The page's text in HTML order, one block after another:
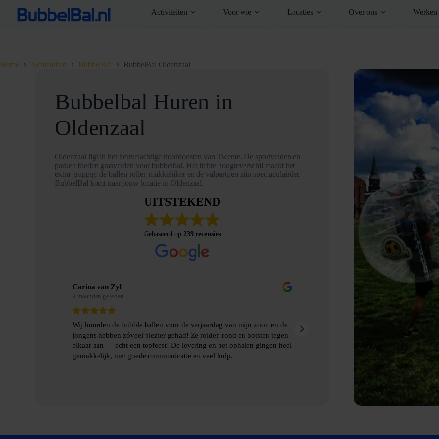
Activiteiten Voor wie Locaties Over ons Werken
Home Activiteiten BubbelBal BubbelBal Oldenzaal
Bubbelbal Huren in
Oldenzaal
Oldenzaal ligt in het heuvelachtige noordoosten van Twente. De sportvelden en
parken bieden grasvelden voor bubbelbal. Het lichte hoogteverschil maakt het
extra grappig: de ballen rollen makkelijker en de valpartijen zijn spectaculairder.
BubbelBal komt naar jouw locatie in Oldenzaal.
UITSTEKEND
Gebaseerd op 239 recensies
Merel Bosman
9 maanden geleden
Wij hebben met vriendenweekend gebruik gemaakt van Bubbelbal, een
hilarische ervaring!!
Heel fijn contact gehad over de levering en het ophalen van de
kwamen de afspraken prima na.